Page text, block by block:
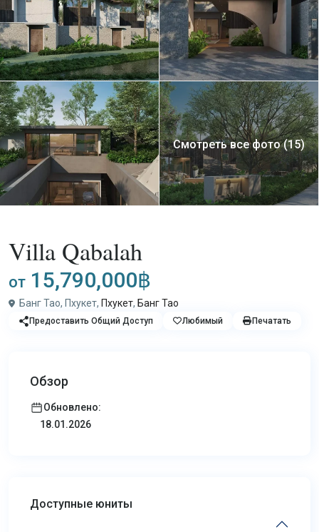
Смотреть все фото (15)
Villa Qabalah
от 15,790,000฿
Банг Тао, Пхукет, Пхукет, Банг Тао
Предоставить Общий Доступ Любимый Печатать
Обзор
Обновлено:
18.01.2026
Доступные юниты